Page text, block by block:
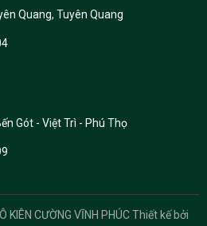
Quang, Tuyên Quang
Gót - Việt Trì - Phú Thọ
CƯỜNG VĨNH PHÚCThiết kế bởi